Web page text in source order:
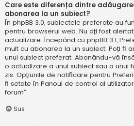
Care este diferența dintre
abonarea la un subiect?
În phpBB 3.0, subiectele preferate au
pentru browserul web. Nu ați fost
actualizare. Începând cu phpBB 3.1,
mult cu abonarea la un subiect. Poți fi
unui subiect preferat. Abonându-vă
o actualizare a unui subiect sau a unui
zis. Opțiunile de notificare pentru
fi setate în Panoul de control al
forum”.
Sus